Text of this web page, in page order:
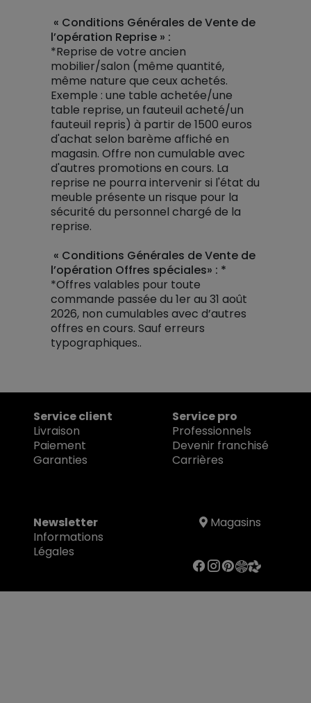
« Conditions Générales de Vente de
l’opération Reprise » :
*Reprise de votre ancien
mobilier/salon (même quantité,
même nature que ceux achetés.
Exemple : une table achetée/une
table reprise, un fauteuil acheté/un
fauteuil repris) à partir de 1500 euros
d'achat selon barème affiché en
magasin. Offre non cumulable avec
d'autres promotions en cours. La
reprise ne pourra intervenir si l'état du
meuble présente un risque pour la
sécurité du personnel chargé de la
reprise.
« Conditions Générales de Vente de
l’opération Offres spéciales» : *
*Offres valables pour toute
commande passée du 1er au 31 août
2026, non cumulables avec d’autres
offres en cours. Sauf erreurs
typographiques..
Service client
Livraison
Paiement
Garanties
Service pro
Professionnels
Devenir franchisé
Carrières
Newsletter
Informations
Légales
Magasins